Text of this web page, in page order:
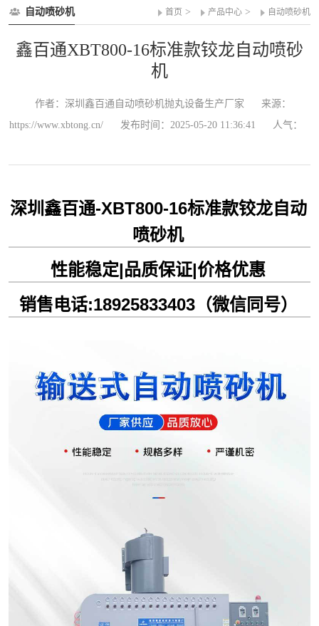
自动喷砂机 首页 > 产品中心 > 自动喷砂机
鑫百通XBT800-16标准款铰龙自动喷砂
机
作者：深圳鑫百通自动喷砂机抛丸设备生产厂家
来源：
https://www.xbtong.cn/
发布时间：2025-05-20 11:36:41 人气：
深圳鑫百通-XBT800-16标准款铰龙自动
喷砂机
性能稳定|品质保证|价格优惠
销售电话:18925833403（微信同号）